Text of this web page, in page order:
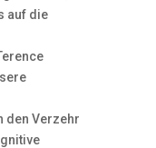
auf die
den Verzehr